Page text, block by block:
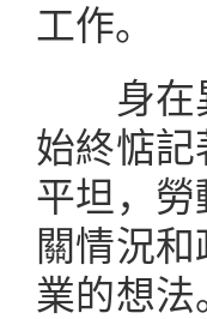
工作。
身在異
始終惦
平坦，
關情況
業的想